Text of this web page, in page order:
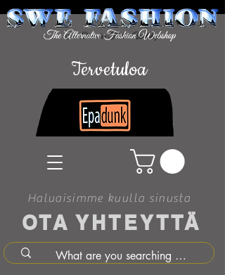
OTA YHTEYTTÄ
Haluaisimme kuulla sinusta
Tervetuloa